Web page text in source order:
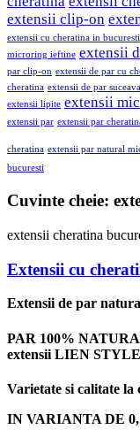
extensii clip-on
extensii cu cheratina in bucuresti
microring ieftine extensii
par clip-on extensii de par cu
cheratina extensii de par suceava
extensii lipite extensii
extensii par extensii par
cheratina extensii par natural
bucuresti
Cuvinte cheie:
extensii cheratina
Extensii cu
Extensii de par
PAR 100%
extensii LIEN STYLE
Varietate si calitate
IN VARIANTA DE